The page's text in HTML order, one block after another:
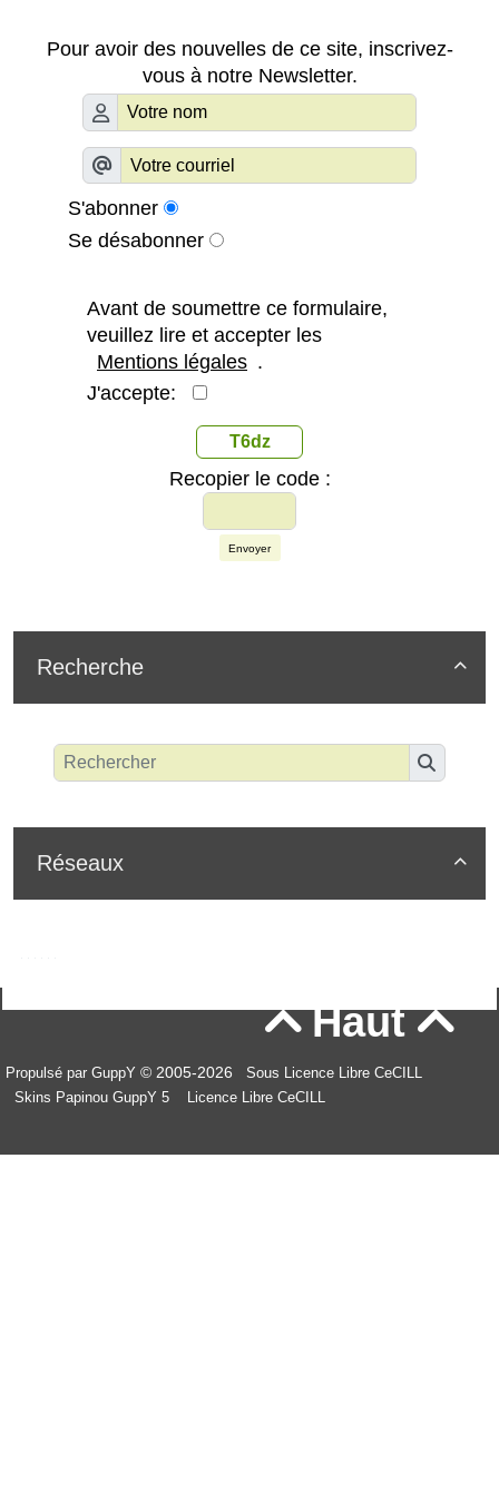
Pour avoir des nouvelles de ce site, inscrivez-
vous à notre Newsletter.
S'abonner
Se désabonner
Avant de soumettre ce formulaire,
veuillez lire et accepter les
Mentions légales .
J'accepte:
T6dz
Recopier le code :
Envoyer

Recherche

Réseaux
Haut
Propulsé par GuppY © 2005-2026
Sous Licence Libre CeCILL
Skins Papinou GuppY 5
Licence Libre CeCILL